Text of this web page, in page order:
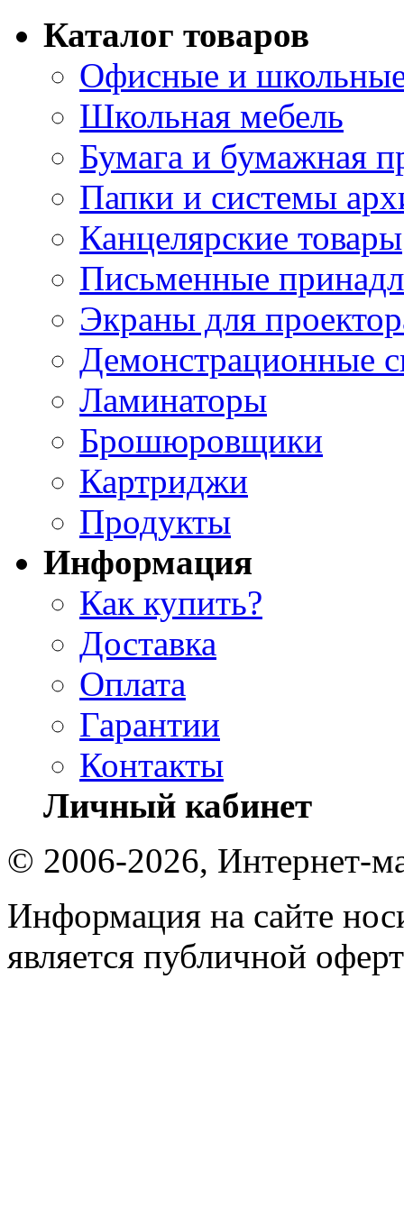
Каталог товаров
Офисные и
Школьная мебель
Бумага и бумажная
Папки и системы
Канцелярские товары
Письменные
Экраны для
Демонстрационные
Ламинаторы
Брошюровщики
Картриджи
Продукты
Информация
Как купить?
Доставка
Оплата
Гарантии
Контакты
Личный кабинет
© 2006-2026, Интернет-
Информация на сайте
является публичной